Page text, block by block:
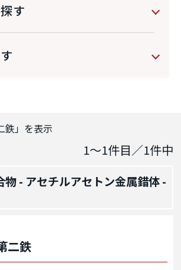
す
鉄」を表示
1～1件目／1件中
物 - アセチルアセトン金属錯体 -
二鉄